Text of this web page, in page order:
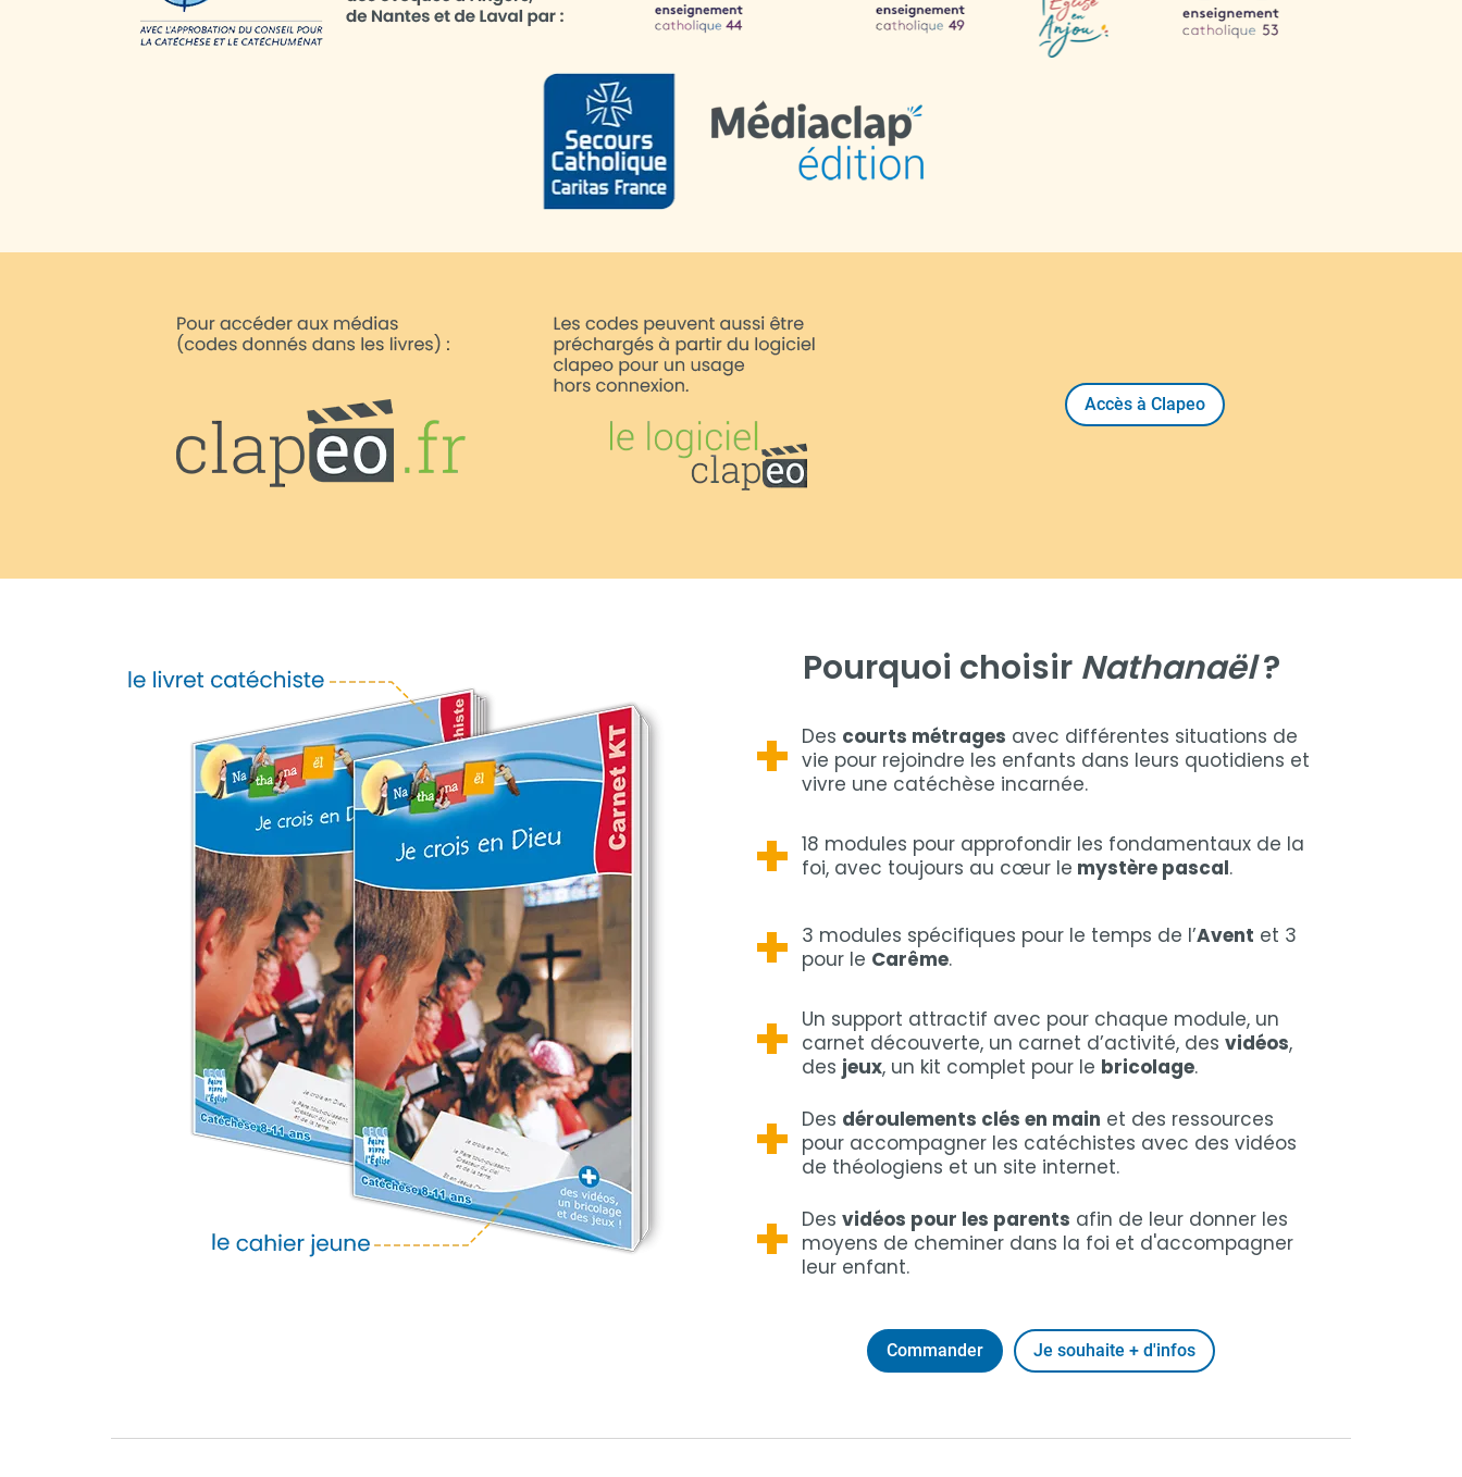
Accès à Clapeo
Pourquoi choisir Nathanaël?
+ Des courts métrages avec différentes situations de
vie pour rejoindre les enfants dans leurs quotidiens et
vivre une catéchèse incarnée.
+ 18 modules pour approfondir les fondamentaux de la
foi, avec toujours au cœur le mystère pascal.
+ 3 modules spécifiques pour le temps de l’Avent et 3
pour le Carême.​
+ Un support attractif avec pour chaque module, un
carnet découverte, un carnet d’activité, des vidéos,
des jeux, un kit complet pour le bricolage.
+ Des déroulements clés en main et des ressources
pour accompagner les catéchistes avec des vidéos
de théologiens et un site internet.
+ Des vidéos pour les parents afin de leur donner les
moyens de cheminer dans la foi et d'accompagner
leur enfant.
Commander Je souhaite + d'infos